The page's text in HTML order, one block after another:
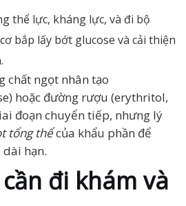
thể lực, kháng lực, và đi bộ
bắp lấy bớt glucose và cải thiện
chất ngọt nhân tạo
hoặc đường rượu (erythritol,
đoạn chuyển tiếp, nhưng lý
tổng thểcủa khẩu phần để
hạn.
đi khám và